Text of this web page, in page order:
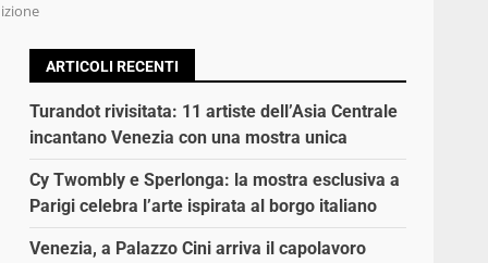
ARTICOLI RECENTI
Turandot rivisitata: 11 artiste dell’Asia Centrale
incantano Venezia con una mostra unica
Cy Twombly e Sperlonga: la mostra esclusiva a
Parigi celebra l’arte ispirata al borgo italiano
Venezia, a Palazzo Cini arriva il capolavoro